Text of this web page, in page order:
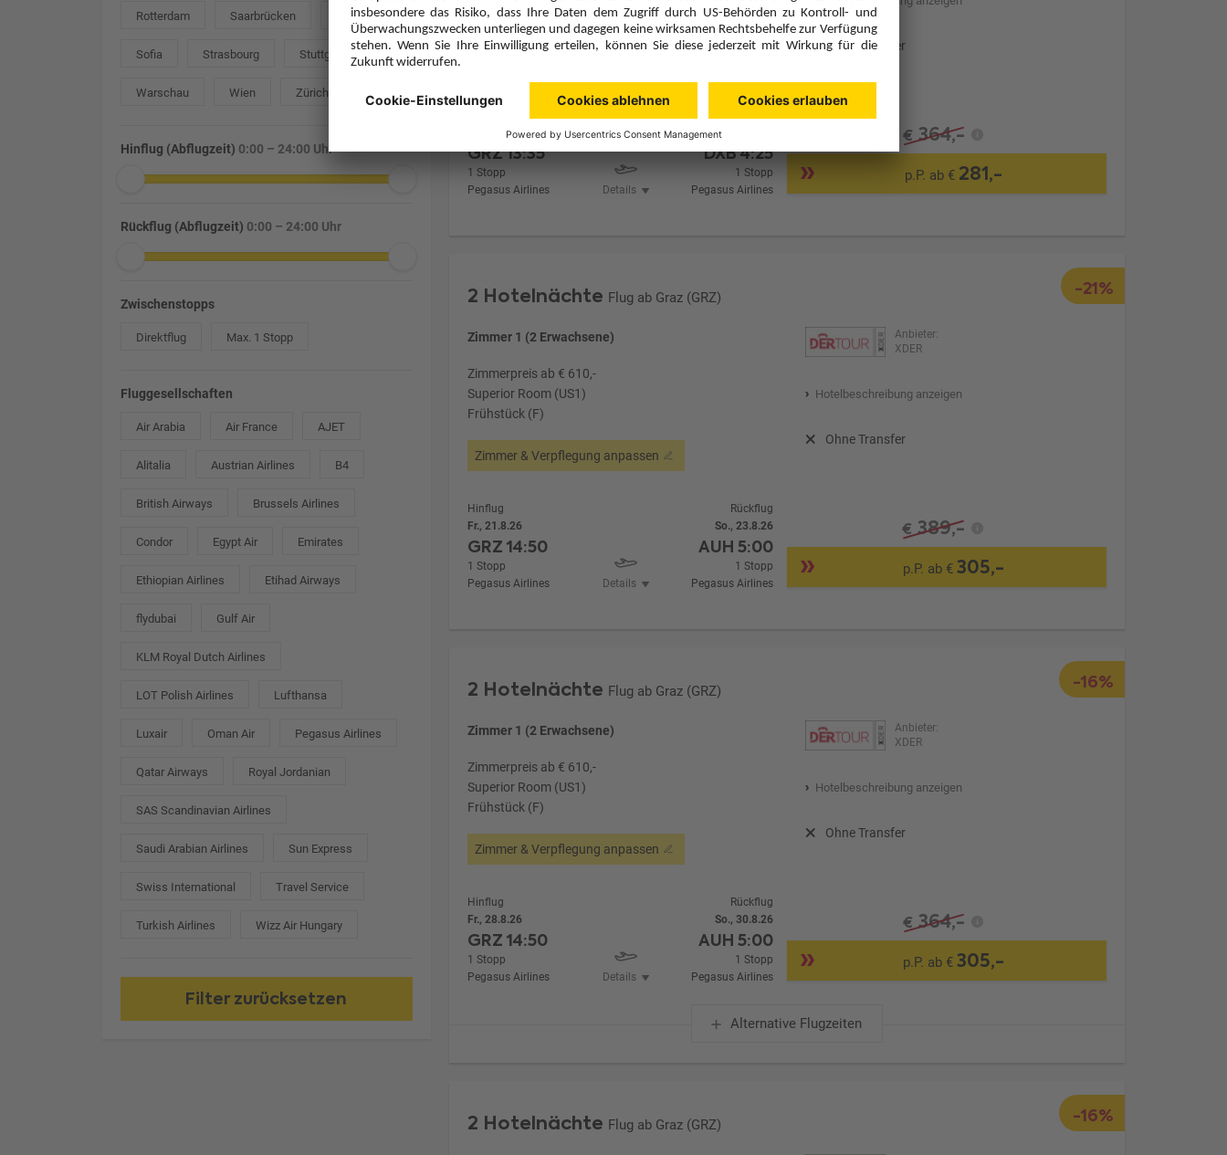
Rotterdam Saarbrücken Salzburg
Sofia Strasbourg Stuttgart
Warschau Wien Zürich
Hinflug (Abflugzeit) 0:00 – 24:00 Uhr
Rückflug (Abflugzeit) 0:00 – 24:00 Uhr
Zwischenstopps
Direktflug Max. 1 Stopp
Fluggesellschaften
Air Arabia Air France AJET
Alitalia Austrian Airlines B4
British Airways Brussels Airlines
Condor Egypt Air Emirates
Ethiopian Airlines Etihad Airways
flydubai Gulf Air
KLM Royal Dutch Airlines
LOT Polish Airlines Lufthansa
Luxair Oman Air Pegasus Airlines
Qatar Airways Royal Jordanian
SAS Scandinavian Airlines
Saudi Arabian Airlines Sun Express
Swiss International Travel Service
Turkish Airlines Wizz Air Hungary
Filter zurücksetzen
Frühstück (F)
Ohne Transfer
Mi., 9.9.26
GRZ13:35
1 Stopp
Pegasus Airlines
Details
Fr., 11.9.26
DXB4:25
1 Stopp
Pegasus Airlines
€ 364,-
p.P. ab € 281,-
-21%
2 Hotelnächte Flug ab Graz (GRZ)
Zimmer 1 (2 Erwachsene)
Zimmerpreis ab € 610,-
Superior Room (US1)
Frühstück (F)
Zimmer & Verpflegung anpassen
Anbieter:
XDER
Hotelbeschreibung anzeigen
Ohne Transfer
Hinflug
Fr., 21.8.26
GRZ14:50
1 Stopp
Pegasus Airlines
Details
Rückflug
So., 23.8.26
AUH5:00
1 Stopp
Pegasus Airlines
€ 389,-
p.P. ab € 305,-
-16%
2 Hotelnächte Flug ab Graz (GRZ)
Zimmer 1 (2 Erwachsene)
Zimmerpreis ab € 610,-
Superior Room (US1)
Frühstück (F)
Zimmer & Verpflegung anpassen
Anbieter:
XDER
Hotelbeschreibung anzeigen
Ohne Transfer
Hinflug
Fr., 28.8.26
GRZ14:50
1 Stopp
Pegasus Airlines
Details
Rückflug
So., 30.8.26
AUH5:00
1 Stopp
Pegasus Airlines
€ 364,-
p.P. ab € 305,-
Alternative Flugzeiten
-16%
2 Hotelnächte Flug ab Graz (GRZ)